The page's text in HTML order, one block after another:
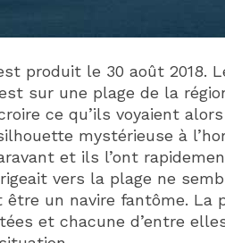
produit le 30 août 2018.
sur une plage de la
ce qu’ils voyaient
mystérieuse à
et ils l’ont
vers la plage ne
être un navire fantôme. La
et chacune d’entre